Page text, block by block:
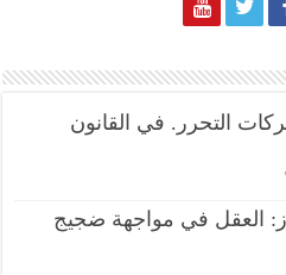
التحرر. في القانون
العقل في مواجهة ضجيج